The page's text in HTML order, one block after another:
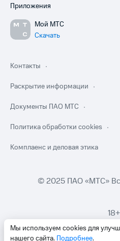
Мы используем cookies для
нашего сайта. Подробнее.
Приложения
Мой МТС
Скачать
Контакты
Раскрытие информации
Документы ПАО МТС
Политика обработки cookies
Комплаенс и деловая этика
© 2025 ПАО «МТС»
18+